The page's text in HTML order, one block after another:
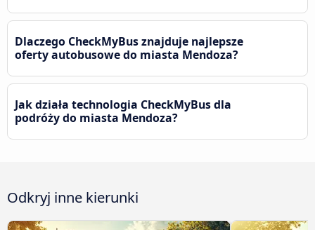
Dlaczego CheckMyBus znajduje najlepsze
oferty autobusowe do miasta Mendoza?
Jak działa technologia CheckMyBus dla
podróży do miasta Mendoza?
Odkryj inne kierunki